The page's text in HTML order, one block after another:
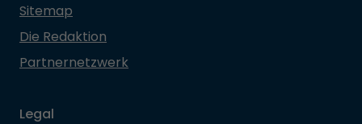
Sitemap
Die Redaktion
Partnernetzwerk
Legal